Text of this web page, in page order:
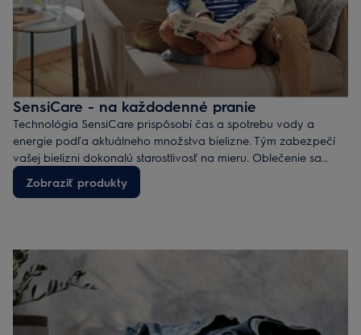
SensiCare - na každodenné pranie
Technológia SensiCare prispôsobí čas a spotrebu vody a
energie podľa aktuálneho množstva bielizne. Tým zabezpečí
vašej bielizni dokonalú starostlivosť na mieru. Oblečenie sa
neperie zbytočne dlho, dlhšie si tak zachová vzhľad a hebkosť.
Zobraziť produkty